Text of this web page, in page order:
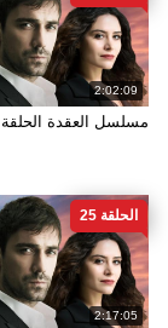
2:02:09
مسلسل العقدة الحلقة 27
2:17:05
الحلقة 25